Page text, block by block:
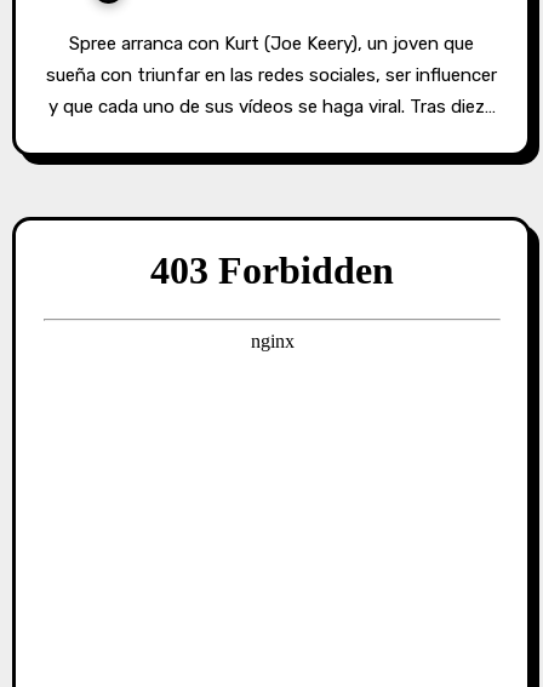
Spree arranca con Kurt (Joe Keery), un joven que
sueña con triunfar en las redes sociales, ser influencer
y que cada uno de sus vídeos se haga viral. Tras diez…